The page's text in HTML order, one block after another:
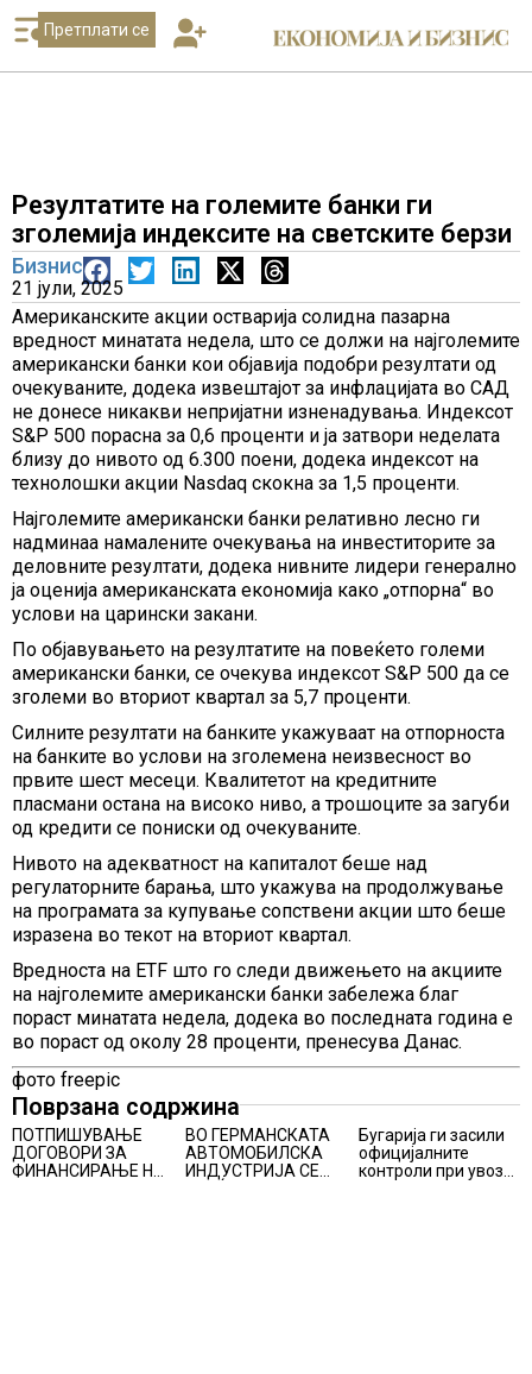
Претплати се
Резултатите на големите банки ги
зголемија индексите на светските берзи
Бизнис
21 јули, 2025
Американските акции остварија солидна пазарна
вредност минатата недела, што се должи на најголемите
американски банки кои објавија подобри резултати од
очекуваните, додека извештајот за инфлацијата во САД
не донесе никакви непријатни изненадувања. Индексот
S&P 500 порасна за 0,6 проценти и ја затвори неделата
близу до нивото од 6.300 поени, додека индексот на
технолошки акции Nasdaq скокна за 1,5 проценти.
Најголемите американски банки релативно лесно ги
надминаа намалените очекувања на инвеститорите за
деловните резултати, додека нивните лидери генерално
ја оценија американската економија како „отпорна“ во
услови на царински закани.
По објавувањето на резултатите на повеќето големи
американски банки, се очекува индексот S&P 500 да се
зголеми во вториот квартал за 5,7 проценти.
Силните резултати на банките укажуваат на отпорноста
на банките во услови на зголемена неизвесност во
првите шест месеци. Квалитетот на кредитните
пласмани остана на високо ниво, а трошоците за загуби
од кредити се пониски од очекуваните.
Нивото на адекватност на капиталот беше над
регулаторните барања, што укажува на продолжување
на програмата за купување сопствени акции што беше
изразена во текот на вториот квартал.
Вредноста на ETF што го следи движењето на акциите
на најголемите американски банки забележа благ
пораст минатата недела, додека во последната година е
во пораст од околу 28 проценти, пренесува Данас.
фото freepic
Поврзана содржина
ПОТПИШУВАЊЕ
ДОГОВОРИ ЗА
ФИНАНСИРАЊЕ НА
ВО ГЕРМАНСКАТА
АВТОМОБИЛСКА
ИНДУСТРИЈА СЕ
Бугарија ги засили
официјалните
контроли при увоз